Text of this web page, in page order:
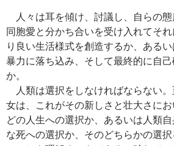
人々は耳を傾け、討議し、自らの
同胞愛と分かち合いを受け入れてそ
り良い生活様式を創造するか、ある
暴力に落ち込み、そして最終的に自
か。
人類は選択をしなければならない
女は、これがその新しさと壮大さに
どの人生への選択か、あるいは人類
な死への選択か、そのどちらかの選